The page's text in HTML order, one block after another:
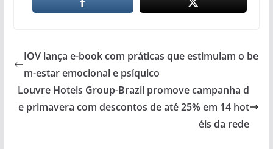
IOV lança e-book com práticas que estimulam o be
m-estar emocional e psíquico
Louvre Hotels Group-Brazil promove campanha d
e primavera com descontos de até 25% em 14 hot
éis da rede